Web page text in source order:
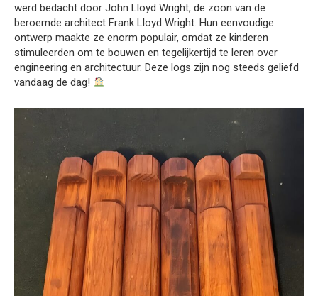
werd bedacht door John Lloyd Wright, de zoon van de
beroemde architect Frank Lloyd Wright. Hun eenvoudige
ontwerp maakte ze enorm populair, omdat ze kinderen
stimuleerden om te bouwen en tegelijkertijd te leren over
engineering en architectuur. Deze logs zijn nog steeds geliefd
vandaag de dag!